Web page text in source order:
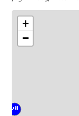
28
+
−